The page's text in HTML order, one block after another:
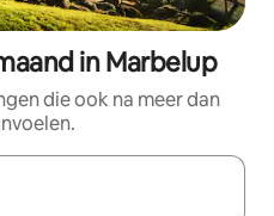
in Marbelup
die ook na meer dan
zijn, maak je een keuze